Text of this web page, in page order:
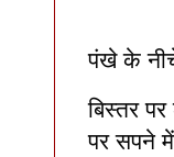
पंखे के
बिस्तर
पर सपने में